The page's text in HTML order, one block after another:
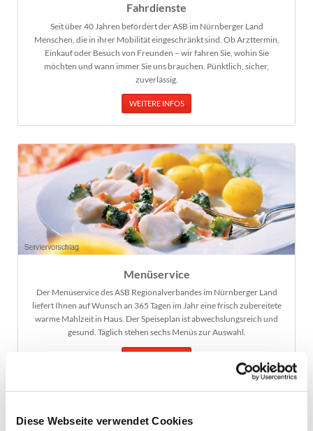
Diese Webseite verwendet Cookies
Fahrdienste
Seit über 40 Jahren befördert der ASB im Nürnberger Land
Menschen, die in ihrer Mobilität eingeschränkt sind. Ob Arzttermin,
Einkauf oder Besuch von Freunden – wir fahren Sie, wohin Sie
möchten und wann immer Sie uns brauchen. Pünktlich, sicher,
zuverlässig.
WEITERE INFOS
Menüservice
Der Menüservice des ASB Regionalverbandes im Nürnberger Land
liefert Ihnen auf Wunsch an 365 Tagen im Jahr eine frisch zubereitete
warme Mahlzeit in Haus. Der Speiseplan ist abwechslungsreich und
gesund. Täglich stehen sechs Menüs zur Auswahl.